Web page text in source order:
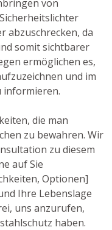
von
abzuschrecken, da
somit sichtbarer
ermöglichen es,
und im
informieren.
die man
zu bewahren. Wir
zu diesem
auf Sie
Optionen]
Ihre Lebenslage
uns anzurufen,
haben.